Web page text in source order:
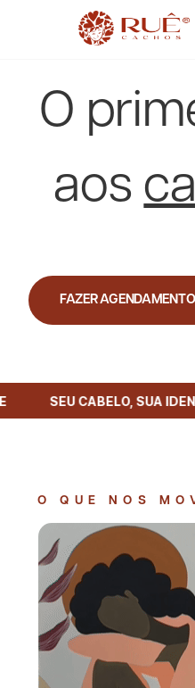
O
aos
FAZER AGENDAMENTO
SEU CABELO, SUA
O QUE NOS